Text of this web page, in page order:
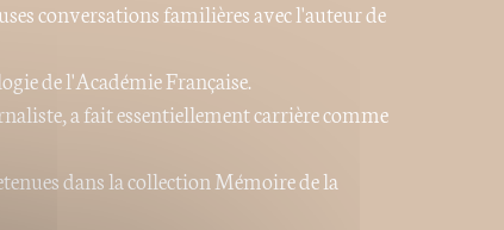
conversations familières avec l'auteur de
de l'Académie Française.
a fait essentiellement carrière comme
dans la collection Mémoire de la